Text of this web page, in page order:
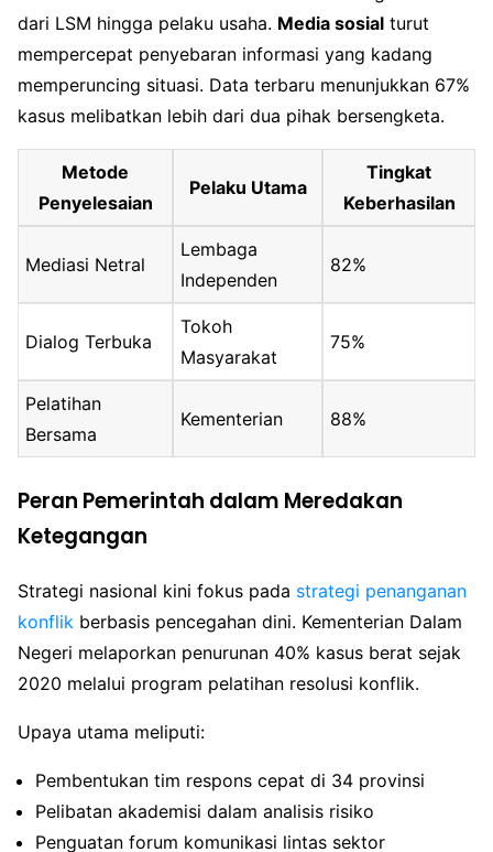
dari LSM hingga pelaku usaha. Media sosial turut
mempercepat penyebaran informasi yang kadang
memperuncing situasi. Data terbaru menunjukkan 67%
kasus melibatkan lebih dari dua pihak bersengketa.
Metode
Penyelesaian
Pelaku Utama
Tingkat
Keberhasilan
Mediasi Netral
Lembaga
Independen
82%
Dialog Terbuka
Tokoh
Masyarakat
75%
Pelatihan
Bersama
Kementerian 88%
Peran Pemerintah dalam Meredakan
Ketegangan
Strategi nasional kini fokus pada strategi penanganan
konflik berbasis pencegahan dini. Kementerian Dalam
Negeri melaporkan penurunan 40% kasus berat sejak
2020 melalui program pelatihan resolusi konflik.
Upaya utama meliputi:
Pembentukan tim respons cepat di 34 provinsi
Pelibatan akademisi dalam analisis risiko
Penguatan forum komunikasi lintas sektor